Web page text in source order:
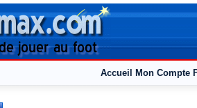
Accueil Mon Compte